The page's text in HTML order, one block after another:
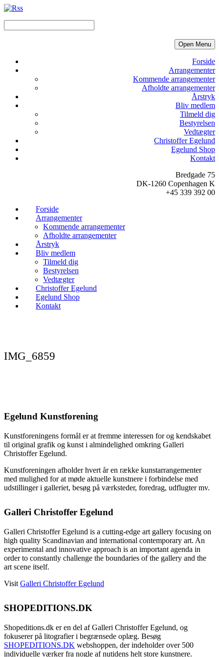
Open Menu
Forside
Arrangementer
Kommende arrangementer
Afholdte arrangementer
Årstryk
Bliv medlem
Tilmeld dig
Bestyrelsen
Vedtægter
Christoffer Egelund
Egelund Shop
Kontakt
Bredgade 75
DK-1260 Copenhagen K
+45 339 392 00
Forside
Arrangementer
Kommende arrangementer
Afholdte arrangementer
Årstryk
Bliv medlem
Tilmeld dig
Bestyrelsen
Vedtægter
Christoffer Egelund
Egelund Shop
Kontakt
IMG_6859
Egelund Kunstforening
Kunstforeningens formål er at fremme interessen for og kendskabet
til original grafik og kunst i almindelighed omkring Galleri
Christoffer Egelund.
Kunstforeningen afholder hvert år en række kunstarrangementer
med mulighed for at møde aktuelle kunstnere i forbindelse med
udstillinger i galleriet, besøg på værksteder, foredrag, udflugter mv.
Galleri Christoffer Egelund
Galleri Christoffer Egelund is a cutting-edge art gallery focusing on
high quality Scandinavian and international contemporary art. An
experimental and innovative approach is an important agenda in
order to constantly challenge the boundaries of the gallery and the
art scene itself.
Visit Galleri Christoffer Egelund
SHOPEDITIONS.DK
Shopeditions.dk er en del af Galleri Christoffer Egelund, og
fokuserer på litografier i begrænsede oplæg. Besøg
SHOPEDITIONS.DK webshoppen, der indeholder over 500
individuelle værker fra nogle af nutidens helt store kunstnere.